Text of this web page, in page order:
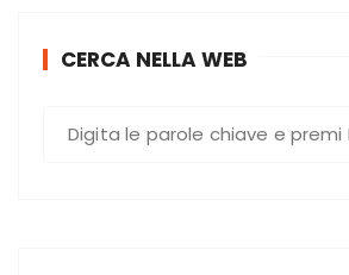
CERCA NELLA WEB